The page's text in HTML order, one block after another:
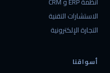
الاستشارات التقنية
التجارة الإلكترونية
أسواقنا